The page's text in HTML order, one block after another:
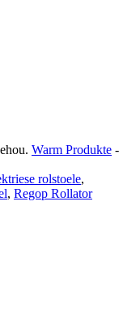
Warm Produkte -
rolstoele,
, Regop Rollator